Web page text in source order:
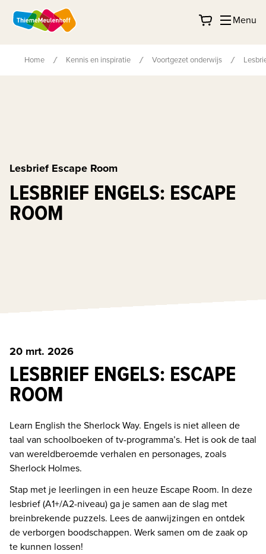
Menu
Home Kennis en inspiratie Voortgezet onderwijs
Lesbrief Escape Room
LESBRIEF ENGELS: ESCAPE
ROOM
20 mrt. 2026
LESBRIEF ENGELS: ESCAPE
ROOM
Learn English the Sherlock Way. Engels is niet alleen de
taal van schoolboeken of tv-programma’s. Het is ook de taal
van wereldberoemde verhalen en personages, zoals
Sherlock Holmes.
Stap met je leerlingen in een heuze Escape Room. In deze
lesbrief (A1+/A2-niveau) ga je samen aan de slag met
breinbrekende puzzels. Lees de aanwijzingen en ontdek
de verborgen boodschappen. Werk samen om de zaak op
te kunnen lossen!